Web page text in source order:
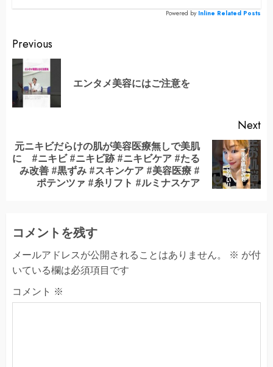
Powered by Inline Related Posts
Continue
Reading
Previous
エンタメ美容にはご注意を
Next
Next
post:
元ニキビだらけの肌が美容医療無しで美肌
に #ニキビ #ニキビ跡 #ニキビケア #たる
み改善 #黒ずみ #スキンケア #美容医療 #
ポテンツァ #糸リフト #ルミナスケア
コメントを残す
メールアドレスが公開されることはありません。 ※ が付
いている欄は必須項目です
コメント ※